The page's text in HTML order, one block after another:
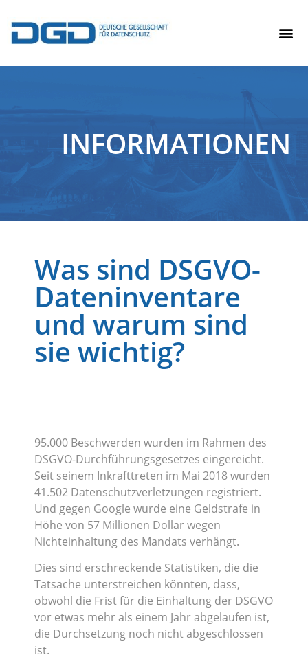
INFORMATIONEN
Was sind DSGVO-
Dateninventare
und warum sind
sie wichtig?
95.000 Beschwerden wurden im Rahmen des
DSGVO-Durchführungsgesetzes eingereicht.
Seit seinem Inkrafttreten im Mai 2018 wurden
41.502 Datenschutzverletzungen registriert.
Und gegen Google wurde eine Geldstrafe in
Höhe von 57 Millionen Dollar wegen
Nichteinhaltung des Mandats verhängt.
Dies sind erschreckende Statistiken, die die
Tatsache unterstreichen könnten, dass,
obwohl die Frist für die Einhaltung der DSGVO
vor etwas mehr als einem Jahr abgelaufen ist,
die Durchsetzung noch nicht abgeschlossen
ist.